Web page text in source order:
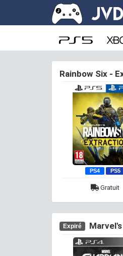
Rainbow Six -
PS4 PS5
Gratuit
Expiré